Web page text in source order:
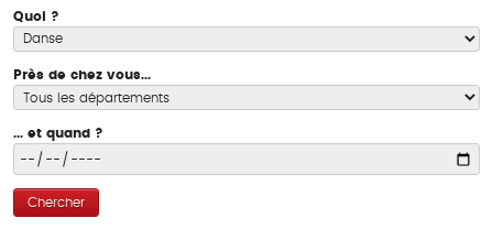
Quoi ?
Près de chez vous...
... et quand ?
Chercher